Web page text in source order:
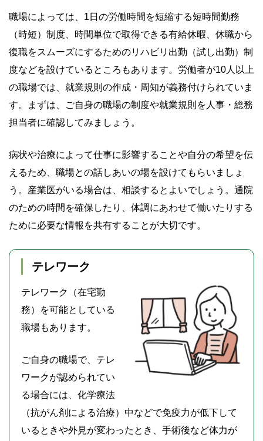
職場によっては、1日の労働時間を短縮する短時間勤務
（時短）制度、時間単位で取得できる有給休暇、休職から
復職をスムーズにするためのリハビリ出勤（試し出勤）制
度などを設けているところもあります。労働者が10人以上
の職場では、就業規則の作成・周知が義務付けられていま
す。まずは、ご自身の職場の制度や就業規則を人事・総務
担当者に確認してみましょう。
病状や治療によって仕事に影響することや自分の希望を伝
えるため、職場との話しあいの場を設けてもらいましょ
う。産業医がいる場合は、相談するとよいでしょう。通院
のための時間を確保したり、体調にあわせて働いたりする
ために必要な情報を共有することが大切です。
テレワーク
テレワーク（在宅勤
務）を可能としている
職場もあります。
ご自身の職場で、テレ
ワークが認められてい
る場合には、化学療法
（抗がん剤による治療）中などで免疫力が低下して
いるときや外見が変わったとき、手術後など体力が